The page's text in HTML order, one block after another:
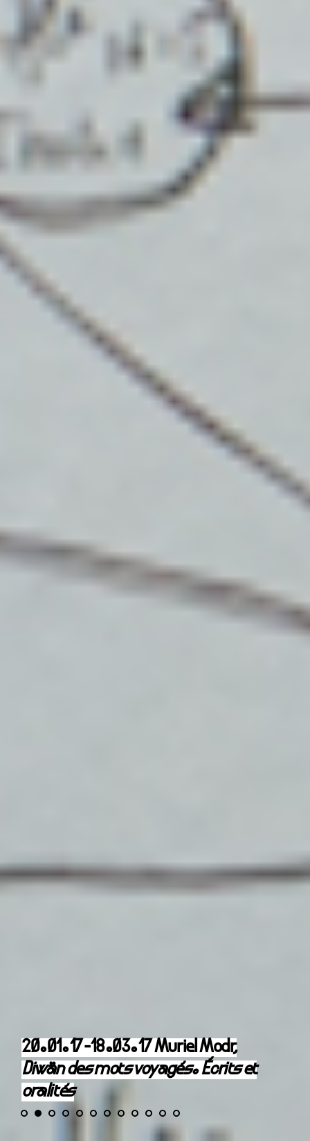
20.01.17-18.03.17 Muriel Modr,
Diwãn des mots voyagés. Écrits et
oralités